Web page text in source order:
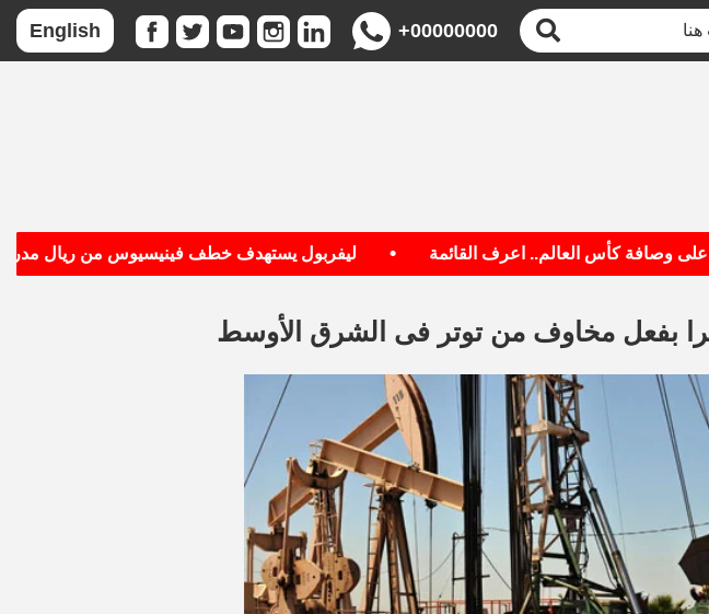
+00000000
English
وصافة كأس العالم.. اعرف القائمة ليفربول يستهدف خطف فينيسيوس من ريال مدريد